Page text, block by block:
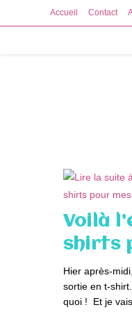
to
Accueil Contact
Voilà
shirts
Hier après-
sortie en t-
quoi ! Et je